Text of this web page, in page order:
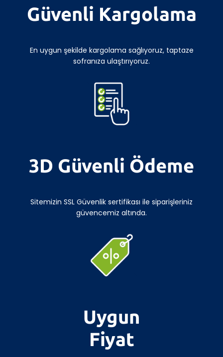
Güvenli Kargolama
En uygun şekilde kargolama sağlıyoruz, taptaze
sofranıza ulaştırıyoruz.
3D Güvenli Ödeme
Sitemizin SSL Güvenlik sertifikası ile siparişleriniz
güvencemiz altında.
Uygun
Fiyat